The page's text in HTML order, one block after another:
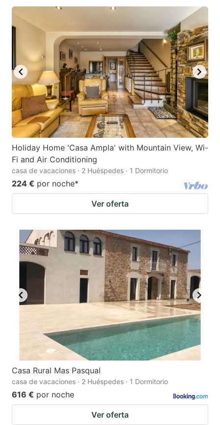
Holiday Home 'Casa Ampla' with Mountain View, Wi-
Fi and Air Conditioning
casa de vacaciones · 2 Huéspedes · 1 Dormitorio
224 € por noche*
Ver oferta
Casa Rural Mas Pasqual
casa de vacaciones · 2 Huéspedes · 1 Dormitorio
616 € por noche
Ver oferta